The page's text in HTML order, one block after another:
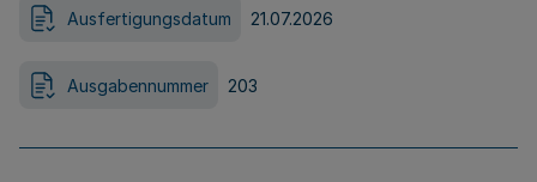
Ausfertigungsdatum 21.07.2026
Ausgabennummer 203